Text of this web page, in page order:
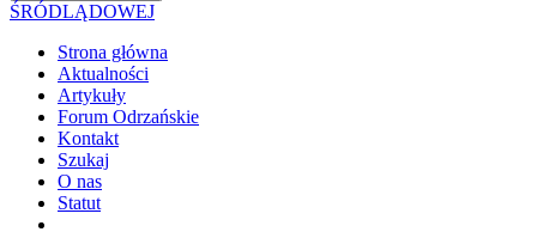
ŚRÓDLĄDOWEJ
Strona główna
Aktualności
Artykuły
Forum Odrzańskie
Kontakt
Szukaj
O nas
Statut